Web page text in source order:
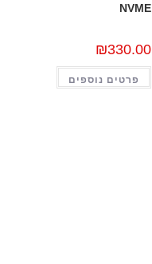
NVME
₪330.00
פרטים נוספים